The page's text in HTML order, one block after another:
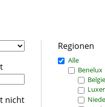
nicht
Regionen
Alle
Benelux